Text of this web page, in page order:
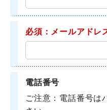
必須：メールアドレ
電話番号
ご注意：電話番号は